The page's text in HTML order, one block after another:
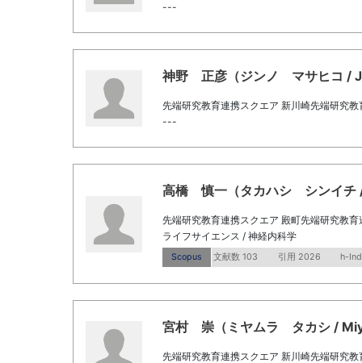
---
神野 正彦（ジンノ マサヒコ /
先端研究教育連携スクエア 新川崎先端研究
---
高橋 慎一（タカハシ シンイチ
先端研究教育連携スクエア 殿町先端研究教育
ライフサイエンス / 神経内科学
Scopus 文献数 103 引用 2026 h-
宮村 崇（ミヤムラ タカシ /
先端研究教育連携スクエア 新川崎先端研究